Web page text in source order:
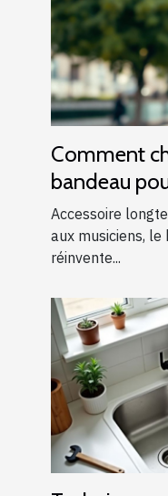
Comment
bandeau
modernes ?
Accessoire
aux musiciens,
réinvente...